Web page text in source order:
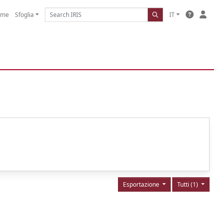
Sfoglia IT
Tutti (1)
Esportazione